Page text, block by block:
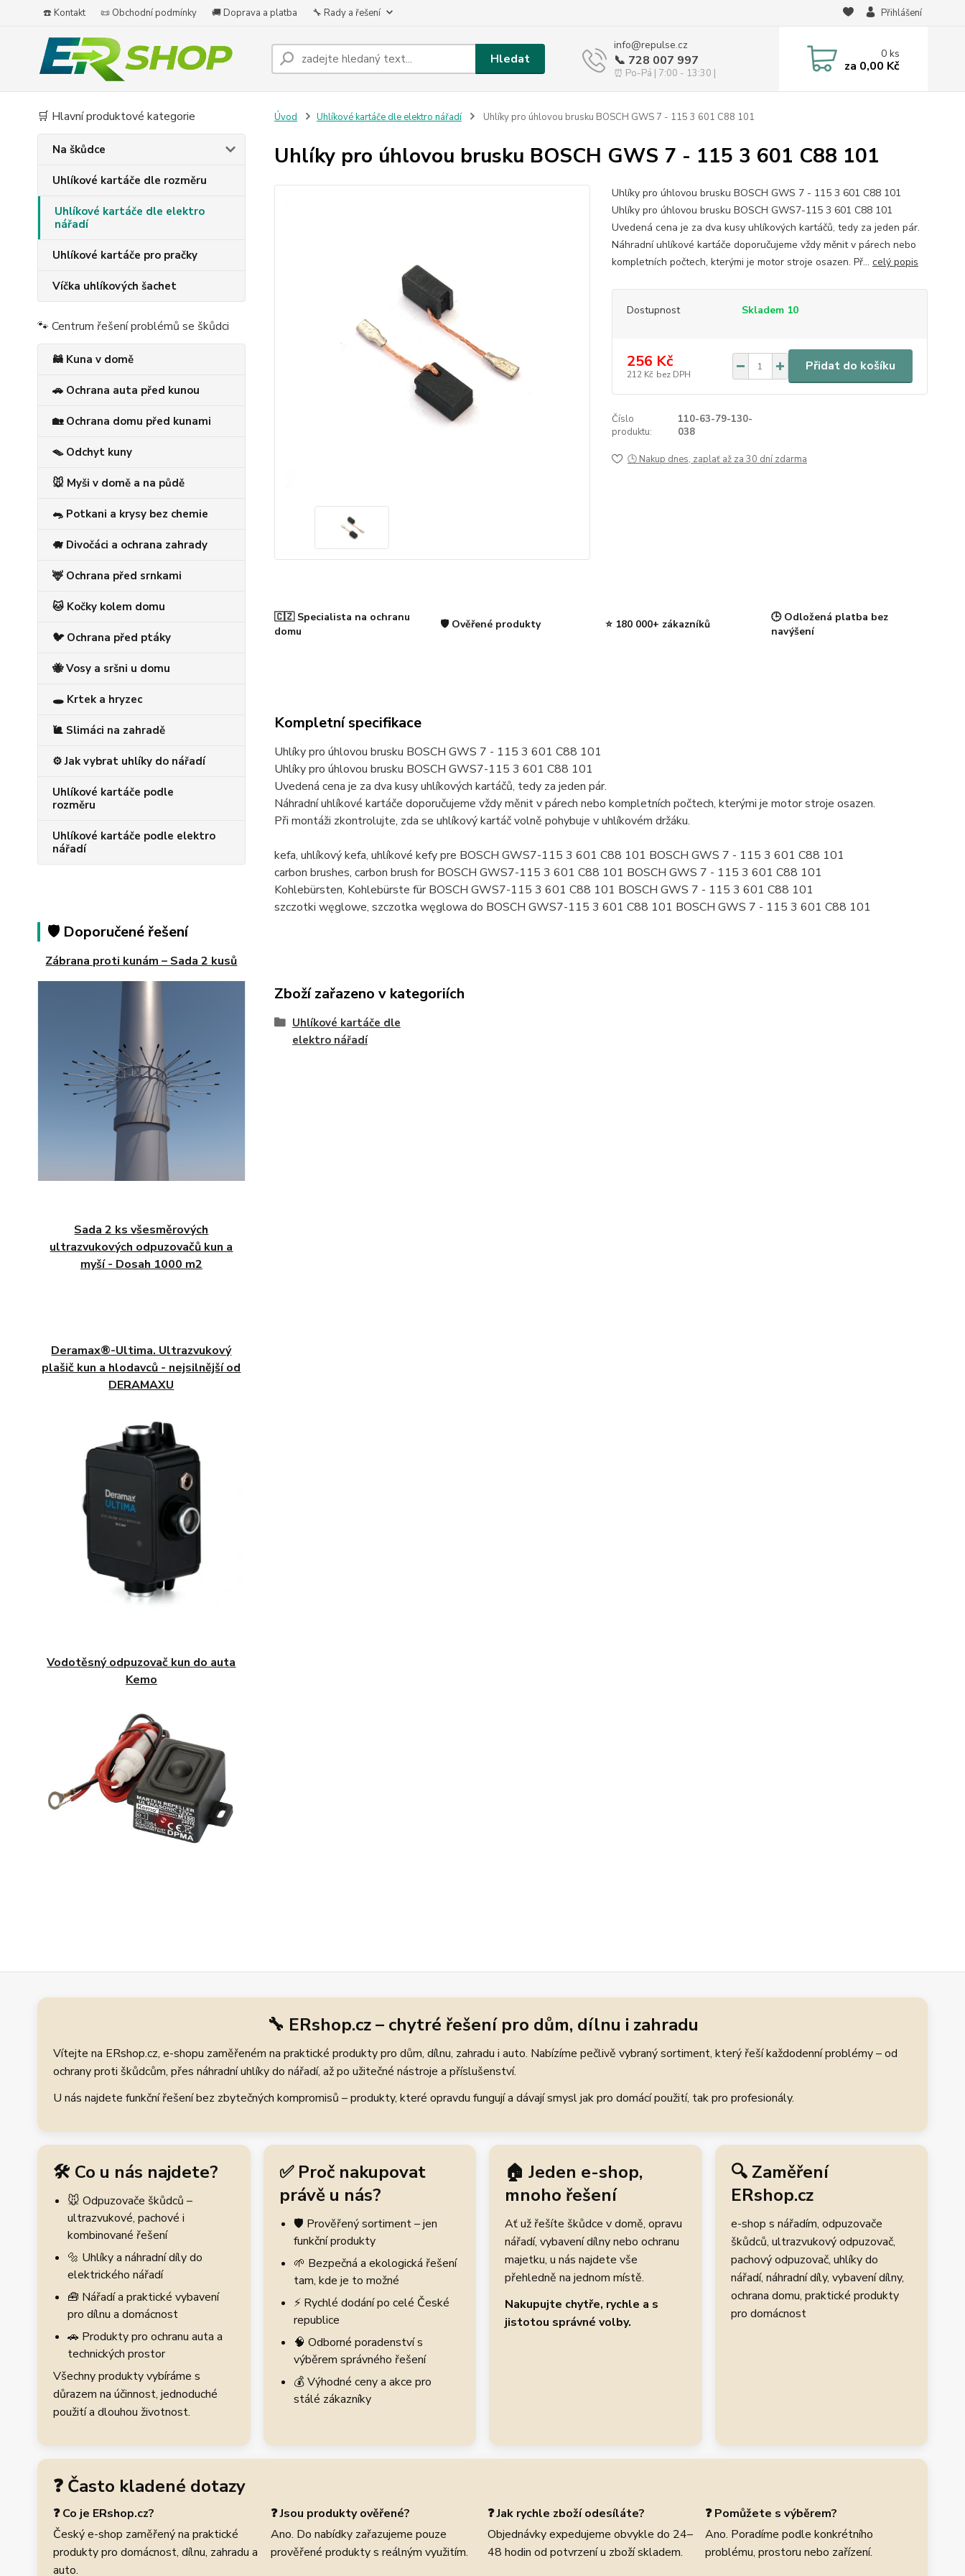
☎️ Kontakt 📜 Obchodní podmínky 🚚 Doprava a platba 🔧 Rady a řešení Přihlášení
Hledat
info@repulse.cz
📞 728 007 997
⏰ Po-Pá | 7:00 - 13:30 |
0ks
za 0,00 Kč
🛒 Hlavní produktové kategorie
Na škůdce
Uhlíkové kartáče dle rozměru
Uhlíkové kartáče dle elektro
nářadí
Uhlíkové kartáče pro pračky
Víčka uhlíkových šachet
🐾 Centrum řešení problémů se škůdci
🦝 Kuna v domě
🚗 Ochrana auta před kunou
🏡 Ochrana domu před kunami
🪤 Odchyt kuny
🐭 Myši v domě a na půdě
🐀 Potkani a krysy bez chemie
🐗 Divočáci a ochrana zahrady
🦌 Ochrana před srnkami
🐱 Kočky kolem domu
🐦 Ochrana před ptáky
🐝 Vosy a sršni u domu
🕳️ Krtek a hryzec
🐌 Slimáci na zahradě
⚙️ Jak vybrat uhlíky do nářadí
Uhlíkové kartáče podle
rozměru
Uhlíkové kartáče podle elektro
nářadí
🛡️ Doporučené řešení
Zábrana proti kunám – Sada 2 kusů
Sada 2 ks všesměrových
ultrazvukových odpuzovačů kun a
myší - Dosah 1000 m2
Deramax®-Ultima. Ultrazvukový
plašič kun a hlodavců - nejsilnější od
DERAMAXU
Vodotěsný odpuzovač kun do auta
Kemo
Úvod Uhlíkové kartáče dle elektro nářadí Uhlíky pro úhlovou brusku BOSCH GWS 7 - 115 3 601 C88 101
Uhlíky pro úhlovou brusku BOSCH GWS 7 - 115 3 601 C88 101
Uhlíky pro úhlovou brusku BOSCH GWS 7 - 115 3 601 C88 101
Uhlíky pro úhlovou brusku BOSCH GWS7-115 3 601 C88 101
Uvedená cena je za dva kusy uhlíkových kartáčů, tedy za jeden pár.
Náhradní uhlíkové kartáče doporučujeme vždy měnit v párech nebo
kompletních počtech, kterými je motor stroje osazen. Př... celý popis
Dostupnost Skladem 10
256 Kč
212 Kč bez DPH
Přidat do košíku
Číslo
produktu:
110-63-79-130-
038
🕒 Nakup dnes, zaplať až za 30 dní zdarma
🇨🇿 Specialista na ochranu
domu
🛡️ Ověřené produkty ⭐ 180 000+ zákazníků
🕒 Odložená platba bez
navýšení
Kompletní specifikace
Uhlíky pro úhlovou brusku BOSCH GWS 7 - 115 3 601 C88 101
Uhlíky pro úhlovou brusku BOSCH GWS7-115 3 601 C88 101
Uvedená cena je za dva kusy uhlíkových kartáčů, tedy za jeden pár.
Náhradní uhlíkové kartáče doporučujeme vždy měnit v párech nebo kompletních počtech, kterými je motor stroje osazen.
Při montáži zkontrolujte, zda se uhlíkový kartáč volně pohybuje v uhlíkovém držáku.
kefa, uhlíkový kefa, uhlíkové kefy pre BOSCH GWS7-115 3 601 C88 101 BOSCH GWS 7 - 115 3 601 C88 101
carbon brushes, carbon brush for BOSCH GWS7-115 3 601 C88 101 BOSCH GWS 7 - 115 3 601 C88 101
Kohlebürsten, Kohlebürste für BOSCH GWS7-115 3 601 C88 101 BOSCH GWS 7 - 115 3 601 C88 101
szczotki węglowe, szczotka węglowa do BOSCH GWS7-115 3 601 C88 101 BOSCH GWS 7 - 115 3 601 C88 101
Zboží zařazeno v kategoriích
Uhlíkové kartáče dle
elektro nářadí
🔧 ERshop.cz – chytré řešení pro dům, dílnu i zahradu
Vítejte na ERshop.cz, e-shopu zaměřeném na praktické produkty pro dům, dílnu, zahradu i auto. Nabízíme pečlivě vybraný sortiment, který řeší každodenní problémy – od
ochrany proti škůdcům, přes náhradní uhlíky do nářadí, až po užitečné nástroje a příslušenství.
U nás najdete funkční řešení bez zbytečných kompromisů – produkty, které opravdu fungují a dávají smysl jak pro domácí použití, tak pro profesionály.
🛠️ Co u nás najdete?
🐭 Odpuzovače škůdců –
ultrazvukové, pachové i
kombinované řešení
🔩 Uhlíky a náhradní díly do
elektrického nářadí
🧰 Nářadí a praktické vybavení
pro dílnu a domácnost
🚗 Produkty pro ochranu auta a
technických prostor
Všechny produkty vybíráme s
důrazem na účinnost, jednoduché
použití a dlouhou životnost.
✅ Proč nakupovat
právě u nás?
🛡️ Prověřený sortiment – jen
funkční produkty
🌱 Bezpečná a ekologická řešení
tam, kde je to možné
⚡ Rychlé dodání po celé České
republice
🧠 Odborné poradenství s
výběrem správného řešení
💰 Výhodné ceny a akce pro
stálé zákazníky
🏠 Jeden e-shop,
mnoho řešení
Ať už řešíte škůdce v domě, opravu
nářadí, vybavení dílny nebo ochranu
majetku, u nás najdete vše
přehledně na jednom místě.
Nakupujte chytře, rychle a s
jistotou správné volby.
🔍 Zaměření
ERshop.cz
e-shop s nářadím, odpuzovače
škůdců, ultrazvukový odpuzovač,
pachový odpuzovač, uhlíky do
nářadí, náhradní díly, vybavení dílny,
ochrana domu, praktické produkty
pro domácnost
❓ Často kladené dotazy
❓ Co je ERshop.cz?
Český e-shop zaměřený na praktické
produkty pro domácnost, dílnu, zahradu a
auto.
❓ Jsou produkty ověřené?
Ano. Do nabídky zařazujeme pouze
prověřené produkty s reálným využitím.
❓ Jak rychle zboží odesíláte?
Objednávky expedujeme obvykle do 24–
48 hodin od potvrzení u zboží skladem.
❓ Pomůžete s výběrem?
Ano. Poradíme podle konkrétního
problému, prostoru nebo zařízení.